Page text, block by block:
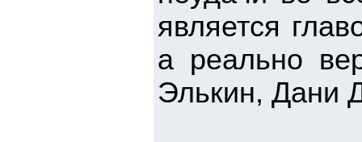
является
а реально
Элькин, Дани